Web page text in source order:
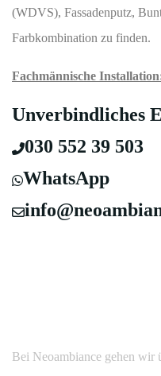
(WDVS), Fassadenputz,
Farbkombination zu finden.
Fachmännische
Unverbindliches
030 552 39 503
WhatsApp
Bei Neoambiance gehen wir